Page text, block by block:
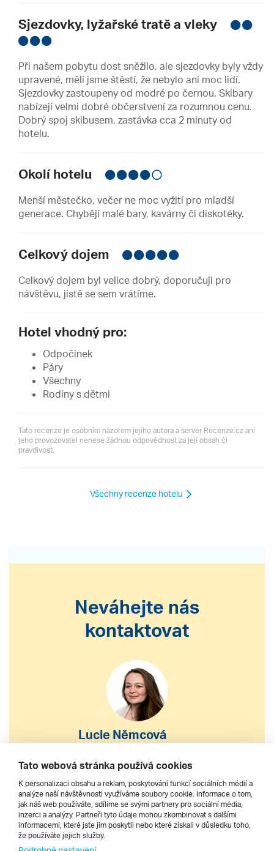
Sjezdovky, lyžařské tratě a vleky
Při našem pobytu dost sněžilo, ale sjezdovky byly vždy
upravené, měli jsme štěstí, že nebylo ani moc lidí.
Sjezdovky zastoupeny od modré po černou. Skibary
nabízejí velmi dobré občerstvení za rozumnou cenu.
Dobrý spoj skibusem, zastávka cca 2 minuty od
hotelu.
Okolí hotelu
Menší městečko, večer ne moc vyžití pro mladší
generace. Chybějí malé bary, kavárny či diskotéky.
Celkový dojem
Celkový dojem byl velice dobrý, doporučuji pro
návštěvu, jistě se sem vrátíme.
Hotel vhodný pro:
Odpočinek
Páry
Všechny
Rodiny s dětmi
Tato recenze je osobním názorem jejího autora a server Recenze.cz ani
jeho provozovatel nenese žádnou odpovědnost za její obsah či
pravdivost.
Všechny recenze hotelu
Neváhejte nás
kontaktovat
Lucie Němcová
S výběrem nebo nákupem
zájezdu vám pomohu
222 200 610
Tato webová stránka používá cookies
K personalizaci obsahu a reklam, poskytování funkcí sociálních médií a
analýze naší návštěvnosti využíváme soubory cookie. Informace o tom,
jak náš web používáte, sdílíme se svými partnery pro sociální média,
inzerci a analýzy. Partneři tyto údaje mohou zkombinovat s dalšími
informacemi, které jste jim poskytli nebo které získali v důsledku toho,
že používáte jejich služby.